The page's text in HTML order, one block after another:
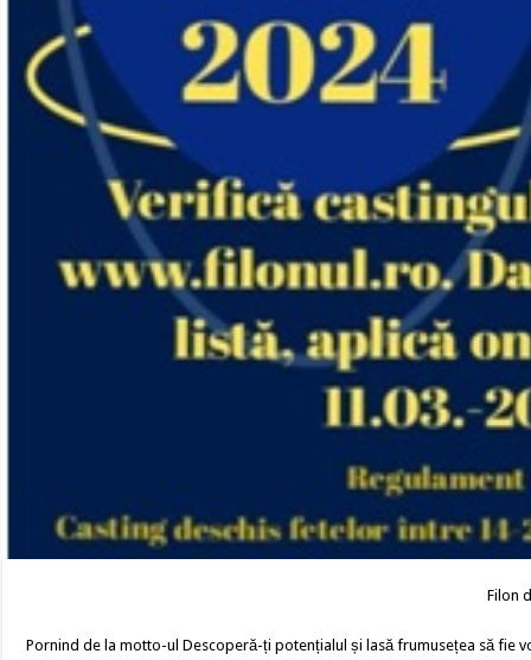
Filon
Pornind de la motto-ul Descoperă-ți potențialul și lasă frumusețea să fie